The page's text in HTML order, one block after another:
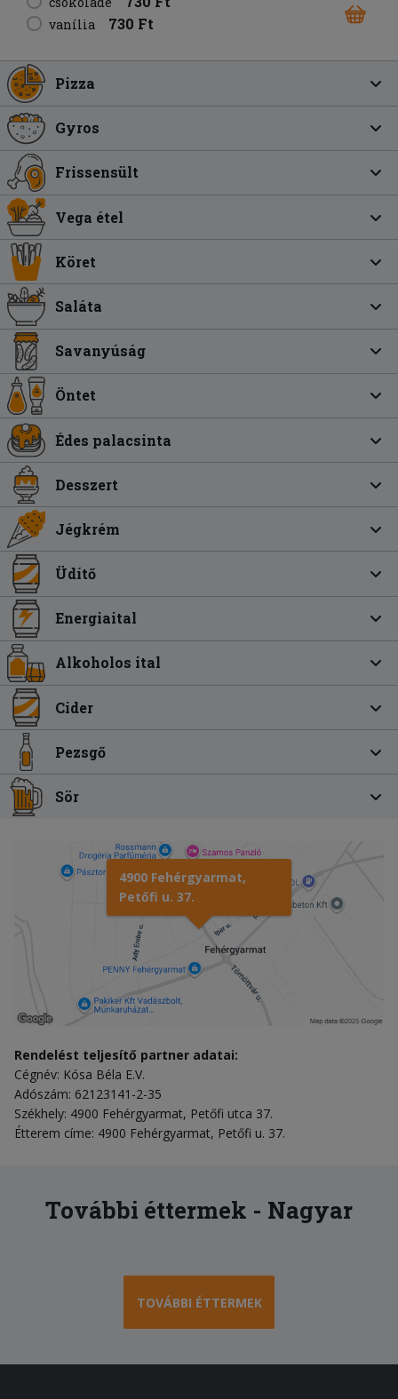
vanília 730 Ft
Pizza
Gyros
Frissensült
Vega étel
Köret
Saláta
Savanyúság
Öntet
Édes palacsinta
Desszert
Jégkrém
Üdítő
Energiaital
Alkoholos ital
Cider
Pezsgő
Sör
4900 Fehérgyarmat,
Petőfi u. 37.
Rendelést teljesítő partner adatai:
Cégnév: Kósa Béla E.V.
Adószám: 62123141-2-35
Székhely: 4900 Fehérgyarmat, Petőfi utca 37.
Étterem címe: 4900 Fehérgyarmat, Petőfi u. 37.
További éttermek - Nagyar
TOVÁBBI ÉTTERMEK